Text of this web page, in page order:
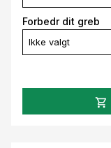
Forbedr dit greb
Ikke valgt
shopping_cart